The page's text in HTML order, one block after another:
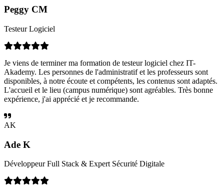
Peggy CM
Testeur Logiciel
Je viens de terminer ma formation de testeur logiciel chez IT-
Akademy. Les personnes de l'administratif et les professeurs sont
disponibles, à notre écoute et compétents, les contenus sont adaptés.
L'accueil et le lieu (campus numérique) sont agréables. Très bonne
expérience, j'ai apprécié et je recommande.
AK
Ade K
Développeur Full Stack & Expert Sécurité Digitale